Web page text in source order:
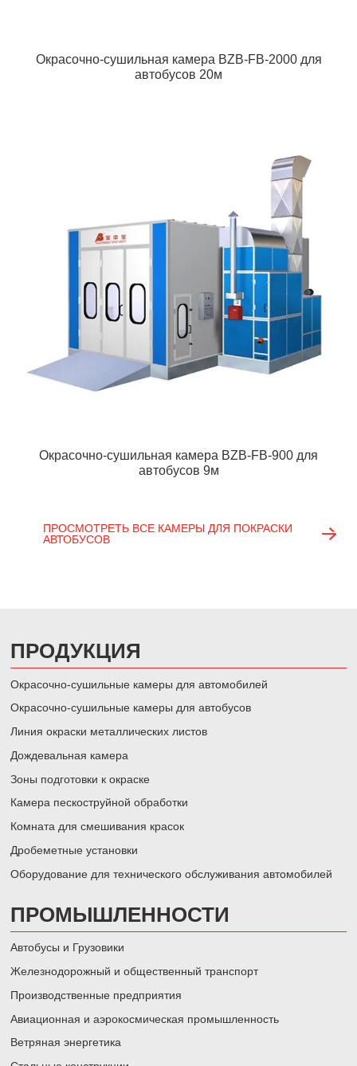
Окрасочно-сушильная камера BZB-FB-2000 для
автобусов 20м
Окрасочно-сушильная камера BZB-FB-900 для
автобусов 9м
ПРОСМОТРЕТЬ ВСЕ КАМЕРЫ ДЛЯ ПОКРАСКИ
АВТОБУСОВ
ПРОДУКЦИЯ
Окрасочно-сушильные камеры для автомобилей
Окрасочно-сушильные камеры для автобусов
Линия окраски металлических листов
Дождевальная камера
Зоны подготовки к окраске
Камера пескоструйной обработки
Комната для смешивания красок
Дробеметные установки
Оборудование для технического обслуживания автомобилей
ПРОМЫШЛЕННОСТИ
Автобусы и Грузовики
Железнодорожный и общественный транспорт
Производственные предприятия
Авиационная и аэрокосмическая промышленность
Ветряная энергетика